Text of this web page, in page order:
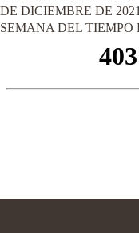
DE DICIEMBRE DE
SEMANA DEL TIEMPO